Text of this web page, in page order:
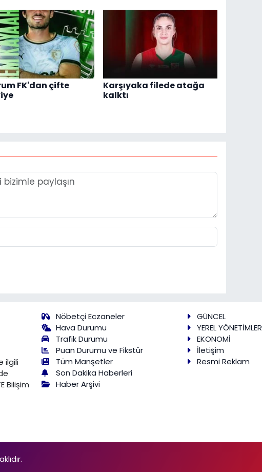
FK'dan çifte
Karşıyaka filede atağa
kalktı
ilgili
Bilişim
Nöbetçi Eczaneler
Hava Durumu
Trafik Durumu
Puan Durumu ve Fikstür
Tüm Manşetler
Son Dakika Haberleri
Haber Arşivi
GÜNCEL
YEREL YÖNETİMLER
EKONOMİ
İletişim
Resmi Reklam